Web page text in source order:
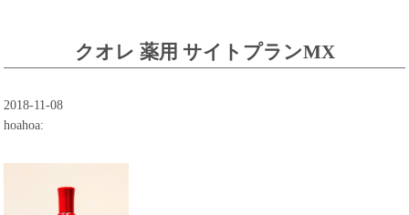
クオレ 薬用 サイトプランMX
2018-11-08
hoahoa: